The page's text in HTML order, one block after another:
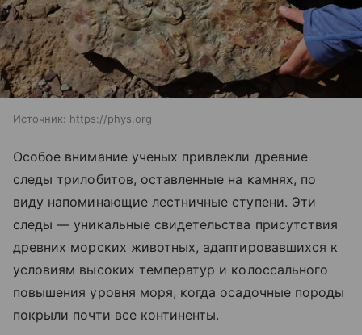
Источник: https://phys.org
Особое внимание ученых привлекли древние
следы трилобитов, оставленные на камнях, по
виду напоминающие лестничные ступени. Эти
следы — уникальные свидетельства присутствия
древних морских животных, адаптировавшихся к
условиям высоких температур и колоссального
повышения уровня моря, когда осадочные породы
покрыли почти все континенты.